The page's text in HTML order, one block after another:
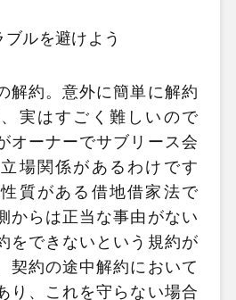
ルを避けよう
解約。意外に簡単に解約
実はすごく難しいので
オーナーでサブリース会
場関係があるわけです
質がある借地借家法で
からは正当な事由がない
をできないという規約が
契約の途中解約において
り、これを守らない場合